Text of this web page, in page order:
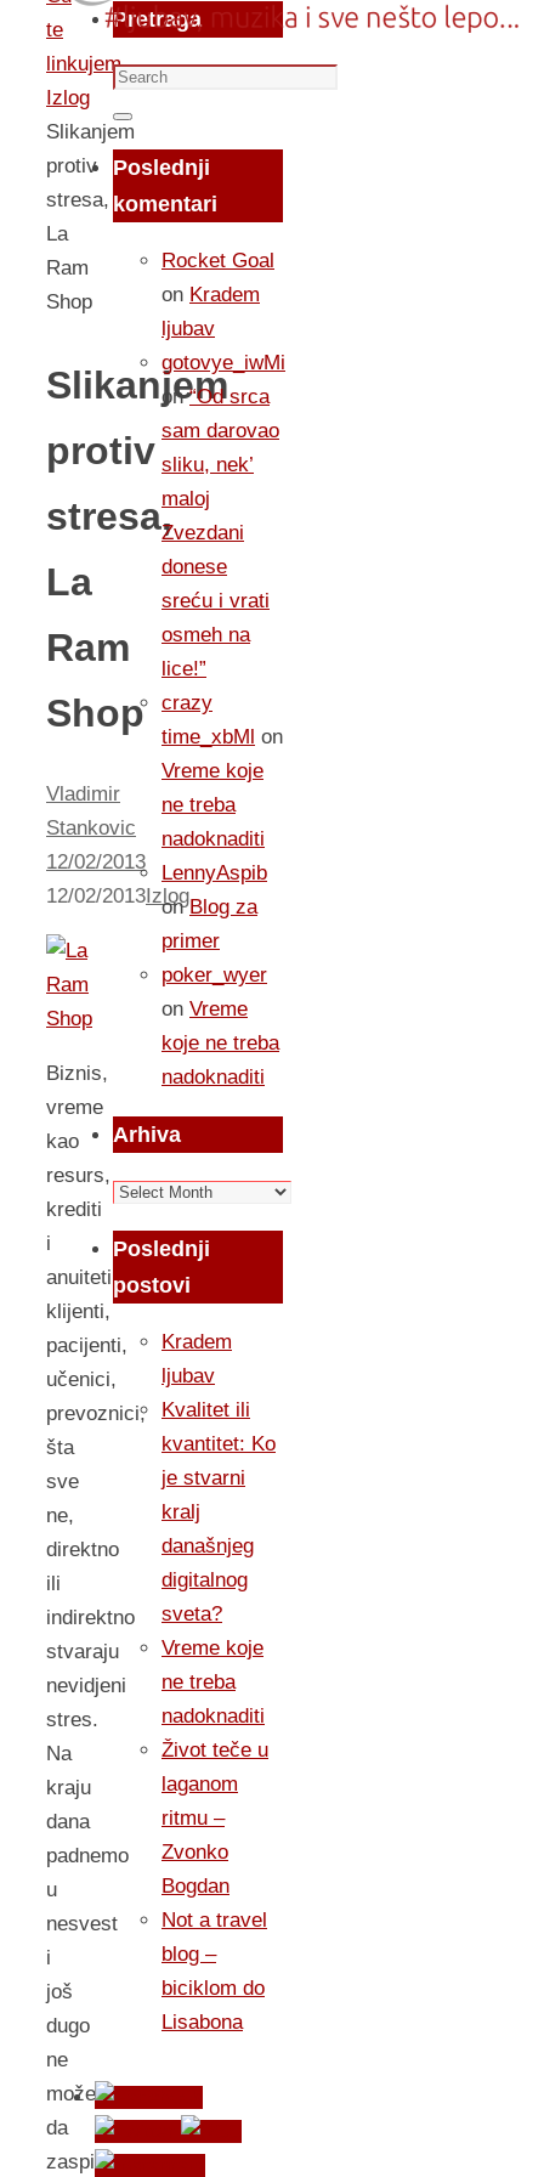
te
linkujem...
Izlog
Slikanjem
protiv
stresa,
La
Ram
Shop
Slikanjem
protiv
stresa,
La
Ram
Shop
Vladimir
Stankovic
12/02/2013
12/02/2013Izlog
Biznis,
vreme
kao
resurs,
krediti
i
anuiteti,
klijenti,
pacijenti,
učenici,
prevoznici,
šta
sve
ne,
direktno
ili
indirektno
stvaraju
nevidjeni
stres.
Na
kraju
dana
padnemo
u
nesvest
i
još
dugo
ne
možemo
da
zaspimo
Pretraga
Search
for:
Search
Poslednji
komentari
Rocket Goal
on Kradem
ljubav
gotovye_iwMi
on“Od srca
sam darovao
sliku, nek’
maloj
Zvezdani
donese
sreću i vrati
osmeh na
lice!”
crazy
time_xbMl on
Vreme koje
ne treba
nadoknaditi
LennyAspib
onBlog za
primer
poker_wyer
on Vreme
koje ne treba
nadoknaditi
Arhiva
Arhiva
Poslednji
postovi
Kradem
ljubav
Kvalitet ili
kvantitet: Ko
je stvarni
kralj
današnjeg
digitalnog
sveta?
Vreme koje
ne treba
nadoknaditi
Život teče u
laganom
ritmu –
Zvonko
Bogdan
Not a travel
blog –
biciklom do
Lisabona